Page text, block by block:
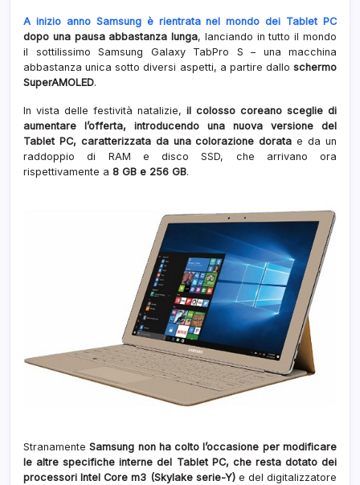
A inizio anno Samsung è rientrata nel mondo dei Tablet PC
dopo una pausa abbastanza lunga, lanciando in tutto il mondo
il sottilissimo Samsung Galaxy TabPro S – una macchina
abbastanza unica sotto diversi aspetti, a partire dallo schermo
SuperAMOLED.
In vista delle festività natalizie, il colosso coreano sceglie di
aumentare l’offerta, introducendo una nuova versione del
Tablet PC, caratterizzata da una colorazione dorata e da un
raddoppio di RAM e disco SSD, che arrivano ora
rispettivamente a 8 GB e 256 GB.
StranamenteSamsung non ha colto l’occasione per modificare
le altre specifiche interne del Tablet PC, che resta dotato dei
processori Intel Core m3 (Skylake serie-Y)e del digitalizzatore